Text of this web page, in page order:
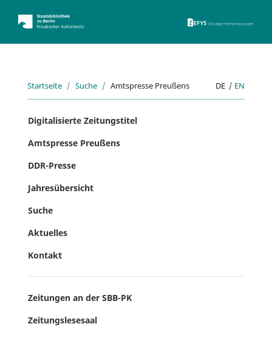
Startseite Suche Amtspresse Preußens DE | EN
Digitalisierte Zeitungstitel
Amtspresse Preußens
DDR-Presse
Jahresübersicht
Suche
Aktuelles
Kontakt
Zeitungen an der SBB-PK
Zeitungslesesaal